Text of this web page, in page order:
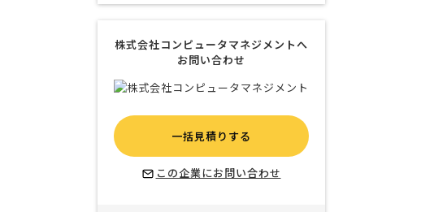
株式会社コンピュータマネジメントへ
お問い合わせ
一括見積りする
この企業にお問い合わせ